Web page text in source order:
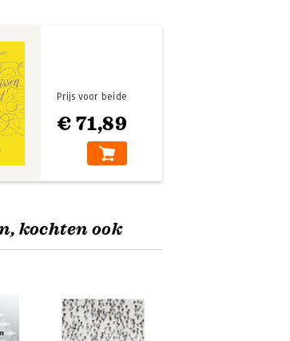
€ 71,89
Prijs voor beide
kochten ook